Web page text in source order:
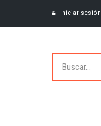
Iniciar sesión